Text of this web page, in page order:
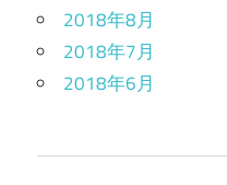
2018年8月
2018年7月
2018年6月